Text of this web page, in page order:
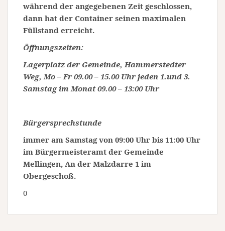
während der angegebenen Zeit geschlossen,
dann hat der Container seinen maximalen
Füllstand erreicht.
Öffnungszeiten:
Lagerplatz der Gemeinde, Hammerstedter
Weg, Mo – Fr 09.00 – 15.00 Uhr jeden 1.und 3.
Samstag im Monat 09.00 – 13:00 Uhr
Bürgersprechstunde
immer am Samstag von 09:00 Uhr bis 11:00 Uhr
im Bürgermeisteramt der Gemeinde
Mellingen, An der Malzdarre 1 im
Obergeschoß.
0